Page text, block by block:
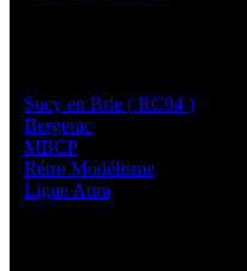
Sucy en Brie ( RC94 )
Bergerac
MBCP
Rétro Modélisme
Ligue Aura